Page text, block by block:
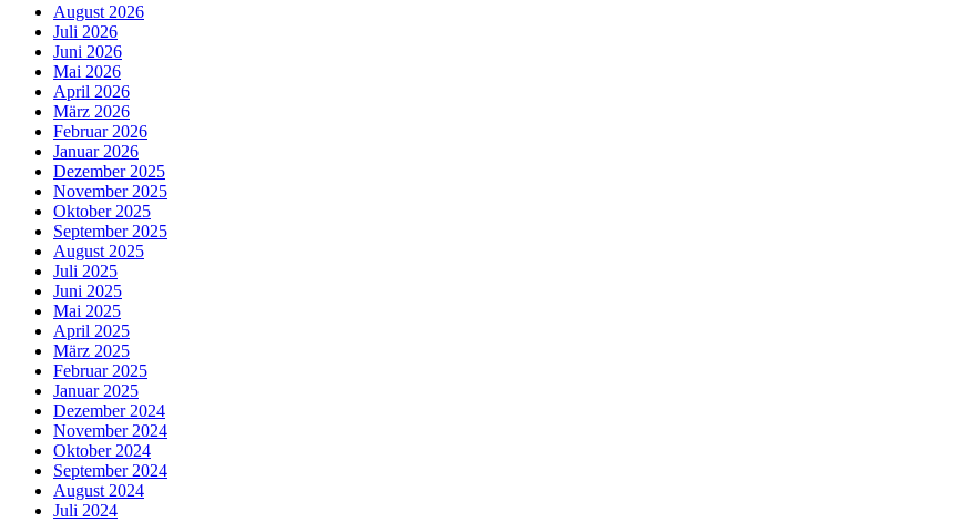
August 2026
Juli 2026
Juni 2026
Mai 2026
April 2026
März 2026
Februar 2026
Januar 2026
Dezember 2025
November 2025
Oktober 2025
September 2025
August 2025
Juli 2025
Juni 2025
Mai 2025
April 2025
März 2025
Februar 2025
Januar 2025
Dezember 2024
November 2024
Oktober 2024
September 2024
August 2024
Juli 2024